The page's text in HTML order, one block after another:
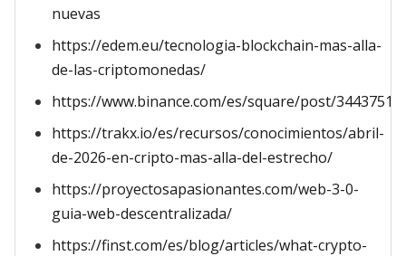
nuevas
https://edem.eu/tecnologia-blockchain-mas-alla-
de-las-criptomonedas/
https://www.binance.com/es/square/post/
https://trakx.io/es/recursos/conocimientos/abril-
de-2026-en-cripto-mas-alla-del-estrecho/
https://proyectosapasionantes.com/web-3-0-
guia-web-descentralizada/
https://finst.com/es/blog/articles/what-crypto-